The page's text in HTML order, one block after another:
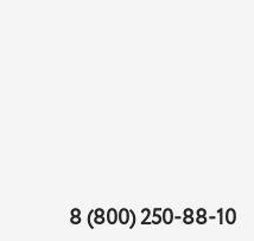
8 (800) 250-88-10